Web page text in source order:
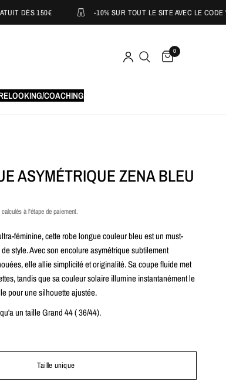
150€ -10% SUR TOUT LE SITE AVEC LE CODE
0
COACHING
ASYMÉTRIQUE ZENA BLEU
calculés à l'étape de paiement.
féminine, cette robe longue couleur bleu est un must-
style. Avec son encolure asymétrique subtilement
elle allie simplicité et originalité. Sa coupe fluide met
tandis que sa couleur solaire illumine instantanément le
pour une silhouette ajustée.
un taille Grand 44 ( 36/44).
Taille unique